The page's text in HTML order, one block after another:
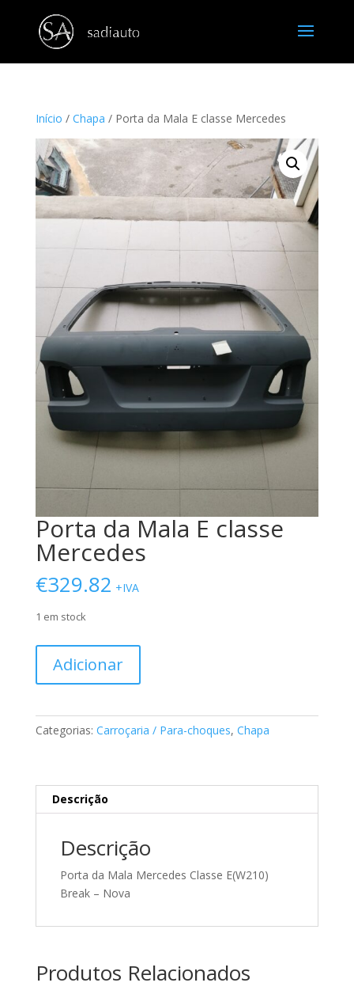
Início / Chapa / Porta da Mala E classe Mercedes
Porta da Mala E classe
Mercedes
€329.82 +IVA
1 em stock
Porta
Mala
Adicionar
Categorias: Carroçaria / Para-choques, Chapa
Descrição
Descrição
Porta da Mala Mercedes Classe E(W210)
Break – Nova
Produtos Relacionados